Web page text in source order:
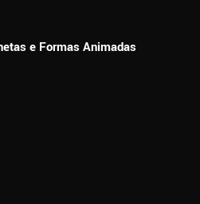
e Formas Animadas